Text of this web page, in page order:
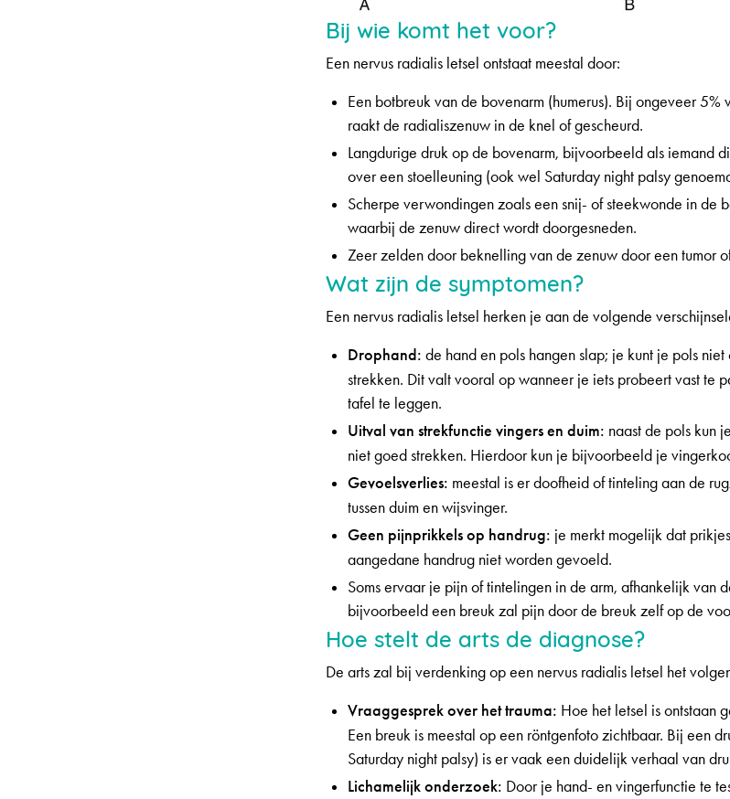
Bij wie komt het voor?
Een nervus radialis letsel ontstaat meestal door:
Een botbreuk van de bovenarm (humerus). Bij ongeveer 5%
raakt de radialiszenuw in de knel of gescheurd.
Langdurige druk op de bovenarm, bijvoorbeeld als iemand
over een stoelleuning (ook wel Saturday night palsy
Scherpe verwondingen zoals een snij- of steekwonde in de
waarbij de zenuw direct wordt doorgesneden.
Zeer zelden door beknelling van de zenuw door een tumor
Wat zijn de symptomen?
Een nervus radialis letsel herken je aan de volgende
Drophand: de hand en pols hangen slap; je kunt je pols
strekken. Dit valt vooral op wanneer je iets probeert vast te
tafel te leggen.
Uitval van strekfunctie vingers en duim: naast de pols kun
niet goed strekken. Hierdoor kun je bijvoorbeeld je
Gevoelsverlies: meestal is er doofheid of tinteling aan de
tussen duim en wijsvinger.
Geen pijnprikkels op handrug: je merkt mogelijk dat
aangedane handrug niet worden gevoeld.
Soms ervaar je pijn of tintelingen in de arm, afhankelijk van
bijvoorbeeld een breuk zal pijn door de breuk zelf op de
Hoe stelt de arts de diagnose?
De arts zal bij verdenking op een nervus radialis letsel het
Vraaggesprek over het trauma: Hoe het letsel is ontstaan
Een breuk is meestal op een röntgenfoto zichtbaar. Bij een
Saturday night palsy) is er vaak een duidelijk verhaal van
Lichamelijk onderzoek: Door je hand- en vingerfunctie te